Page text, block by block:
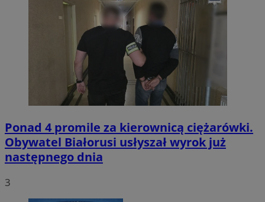
Ponad 4 promile za kierownicą ciężarówki.
Obywatel Białorusi usłyszał wyrok już
następnego dnia
3